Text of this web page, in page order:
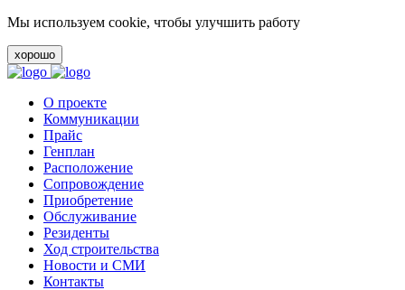
Мы используем cookie, чтобы улучшить работу
хорошо
О проекте
Коммуникации
Прайс
Генплан
Расположение
Сопровождение
Приобретение
Обслуживание
Резиденты
Ход строительства
Новости и СМИ
Контакты